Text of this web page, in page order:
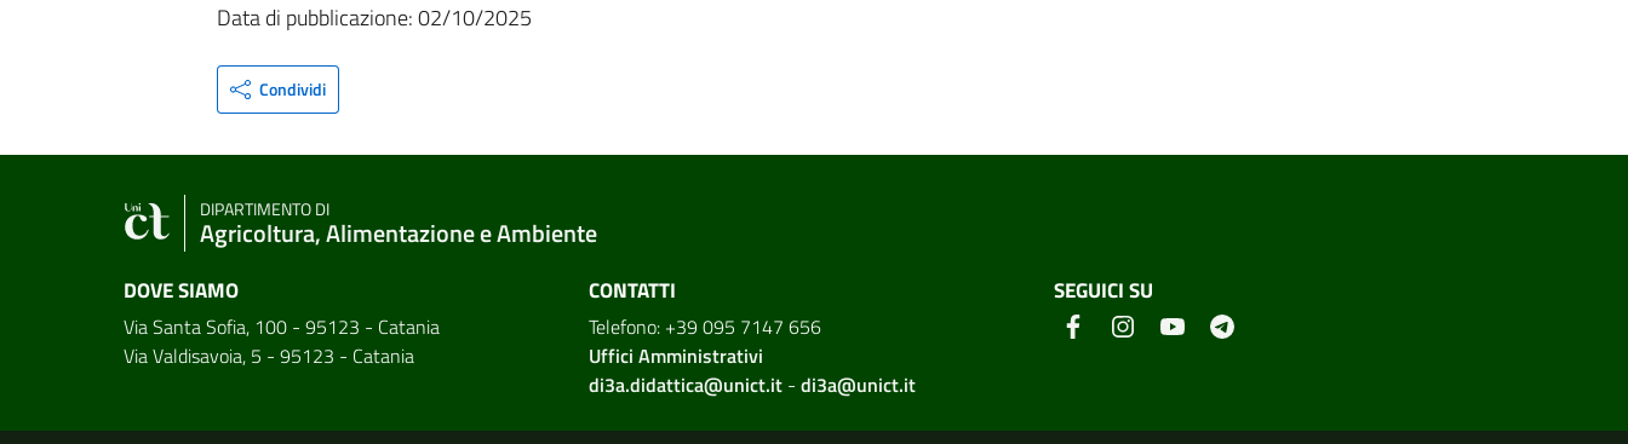
Data di pubblicazione: 02/10/2025
Condividi
DIPARTIMENTO DI
Agricoltura, Alimentazione e Ambiente
DOVE SIAMO
Via Santa Sofia, 100 - 95123 - Catania
Via Valdisavoia, 5 - 95123 - Catania
CONTATTI
Telefono: +39 095 7147 656
Uffici Amministrativi
di3a.didattica@unict.it- di3a@unict.it
SEGUICI SU